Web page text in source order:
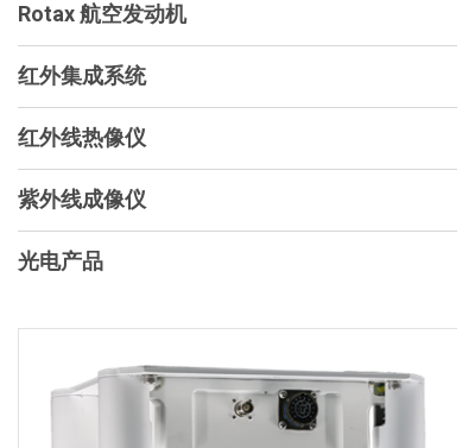
Rotax 航空发动机
红外集成系统
红外线热像仪
紫外线成像仪
光电产品